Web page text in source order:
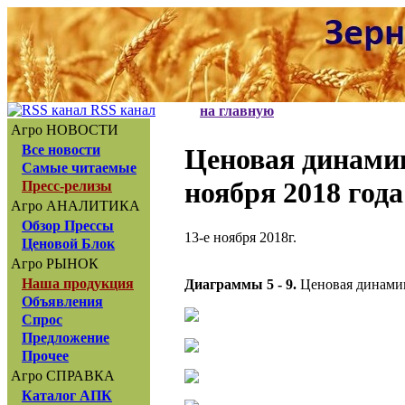
RSS канал
Агро НОВОСТИ
Все новости
Самые читаемые
Пресс-релизы
Агро АНАЛИТИКА
Обзор Прессы
Ценовой Блок
Агро РЫНОК
Наша продукция
Объявления
Спрос
Предложение
Прочее
Агро СПРАВКА
Каталог АПК
на главную
Ценовая
ноября 2018 года
13-е ноября 2018г.
Диаграммы 5 - 9. Ценовая